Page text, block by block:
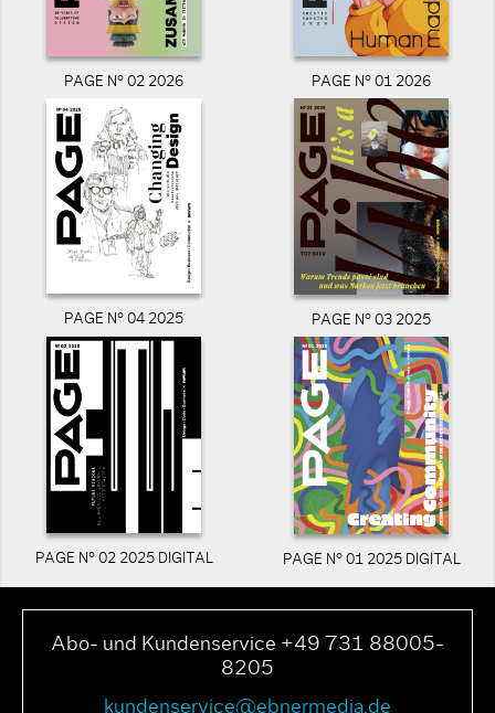
PAGE N° 02 2026 PAGE N° 01 2026
PAGE N° 04 2025 PAGE N° 03 2025
PAGE N° 02 2025 DIGITAL PAGE N° 01 2025 DIGITAL
Abo- und Kundenservice +49 731 88005-
8205
kundenservice@ebnermedia.de